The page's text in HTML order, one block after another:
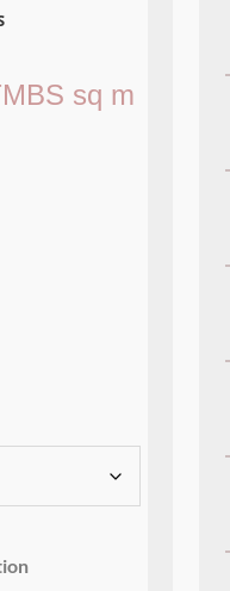
sq m